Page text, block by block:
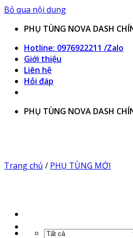
Bỏ qua nội dung
PHỤ TÙNG NOVA DASH
Hotline: 0976922211 /Zalo
Giới thiệu
Liên hệ
Hỏi đáp
PHỤ TÙNG NOVA DASH
Trang chủ / PHỤ TÙNG MỚI